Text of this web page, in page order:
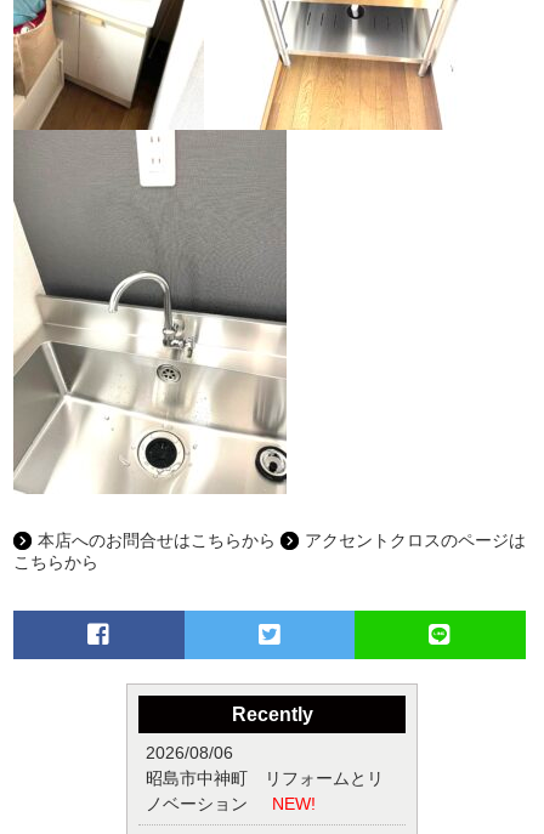
本店へのお問合せはこちらから
アクセントクロスのページは
こちらから
Recently
2026/08/06
昭島市中神町 リフォームとリ
ノベーション
NEW!